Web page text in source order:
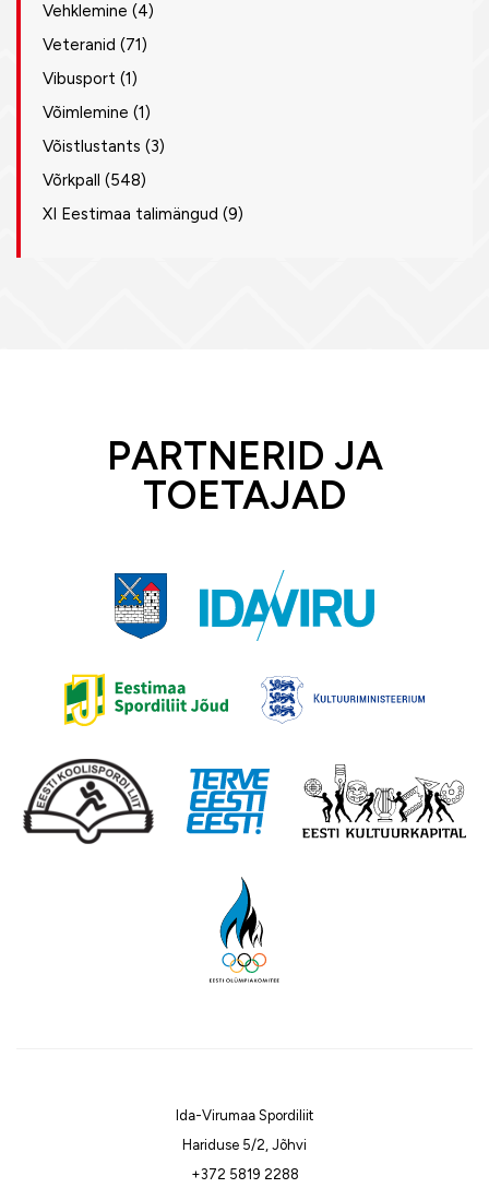
Vehklemine (4)
Veteranid (71)
Vibusport (1)
Võimlemine (1)
Võistlustants (3)
Võrkpall (548)
XI Eestimaa talimängud (9)
PARTNERID JA
TOETAJAD
Ida-Virumaa Spordiliit
Hariduse 5/2, Jõhvi
+372 5819 2288